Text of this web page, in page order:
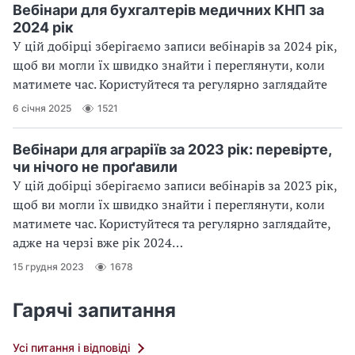
Вебінари для бухгалтерів медичних КНП за
2024 рік
У цій добірці зберігаємо записи вебінарів за 2024 рік,
щоб ви могли їх швидко знайти і переглянути, коли
матимете час. Користуйтеся та регулярно заглядайте
6 січня 2025 1521
Вебінари для аграріїв за 2023 рік: перевірте,
чи нічого не проґавили
У цій добірці зберігаємо записи вебінарів за 2023 рік,
щоб ви могли їх швидко знайти і переглянути, коли
матимете час. Користуйтеся та регулярно заглядайте,
адже на черзі вже рік 2024…
15 грудня 2023 1678
Гарячі запитання
Усі питання і відповіді